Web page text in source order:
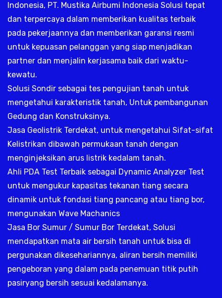
Indonesia, PT. Mustika Airbumi Indonesia Solusi tepat
dan terpercaya dalam memberikan kualitas terbaik
pada pekerjaannya dan memberikan garansi resmi
untuk kepuasan pelanggan yang siap menjadikan
partner dan menjalin kerjasama baik dari waktu-
kewatu.
Solusi Sondir sebagai tes pengujian tanah untuk
mengetahui karakteristik tanah, Untuk pembangunan
Gedung dan Konstruksinya.
Jasa Geolistrik Terdekat, untuk mengetahui Sifat-sifat
Kelistrikan dibawah permukaan tanah dengan
menginjeksikan arus listrik kedalam tanah.
Ahli PDA Test Terbaik sebagai Dynamic Analyzer Test
untuk mengukur kapasitas tekanan tiang secara
dinamik untuk fondasi tiang pancang atau tiang bor,
mengunakan Wave Machanics
Jasa Bor Sumur / Sumur Bor Terdekat, Solusi
mendapatkan mata air bersih tanah untuk bisa di
pergunakan dikesehariannya, aliran bersih memiliki
pengeboran yang dalam pada penemuan titik putih
pasiryang bersih sesuai kedalamanya.